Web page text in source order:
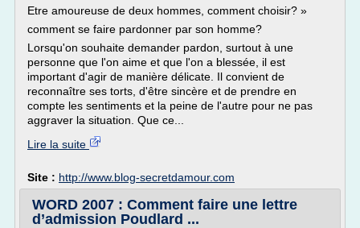
Etre amoureuse de deux hommes, comment choisir? »
comment se faire pardonner par son homme?
Lorsqu'on souhaite demander pardon, surtout à une
personne que l'on aime et que l'on a blessée, il est
important d'agir de manière délicate. Il convient de
reconnaître ses torts, d'être sincère et de prendre en
compte les sentiments et la peine de l'autre pour ne pas
aggraver la situation. Que ce...
Lire la suite
Site : http://www.blog-secretdamour.com
WORD 2007 : Comment faire une lettre
d’admission Poudlard ...